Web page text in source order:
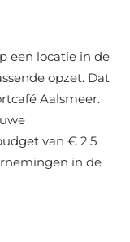
een locatie in de
opzet. Dat
Aalsmeer.
van € 2,5
in de